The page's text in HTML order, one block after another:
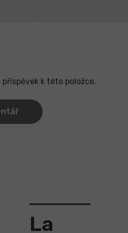
k této položce.
La